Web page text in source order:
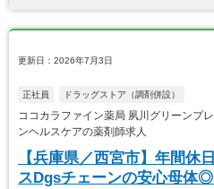
更新日：2026年7月3日
正社員 ドラッグストア（調剤併設）
ココカラファイン薬局 夙川グリーンプ
ンヘルスケアの薬剤師求人
【兵庫県／西宮市】年間休
スDgsチェーンの安心母体◎